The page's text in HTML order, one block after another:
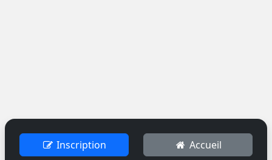
Inscription Accueil